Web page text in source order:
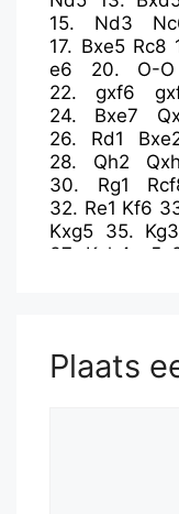
15. Nd3
17. Bxe5 Rc8
e6
20. O-O
22.gxf6
24. Bxe7
26. Rd1
28. Qh2
30. Rg1
32. Re1 Kf6
Kxg5 35. Kg3
37. Kxh4 a5
Plaats